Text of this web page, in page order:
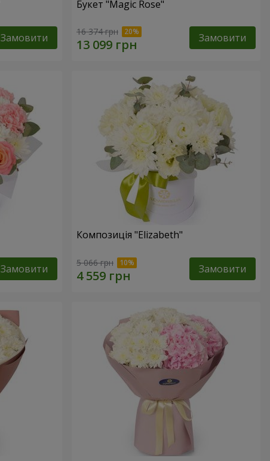
Замовити
Букет "Magic Rose"
16 374 грн Замовити
Замовити
Композиція "Elizabeth"
5 066 грн Замовити